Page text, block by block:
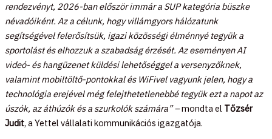
rendezvényt, 2026-ban először immár a SUP kategória büszke
névadóiként. Az a célunk, hogy villámgyors hálózatunk
segítségével felerősítsük, igazi közösségi élménnyé tegyük a
sportolást és elhozzuk a szabadság érzését. Az eseményen AI
videó- és hangüzenet küldési lehetőséggel a versenyzőknek,
valamint mobiltöltő-pontokkal és WiFivel vagyunk jelen, hogy a
technológia erejével még felejthetetlenebbé tegyük ezt a napot az
úszók, az áthúzók és a szurkolók számára” –mondta el Tőzsér
Judit, a Yettel vállalati kommunikációs igazgatója.